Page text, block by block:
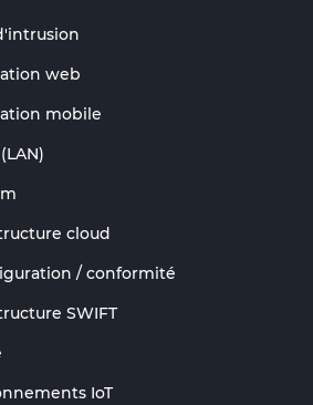
web
mobile
cloud
/ conformité
SWIFT
IoT